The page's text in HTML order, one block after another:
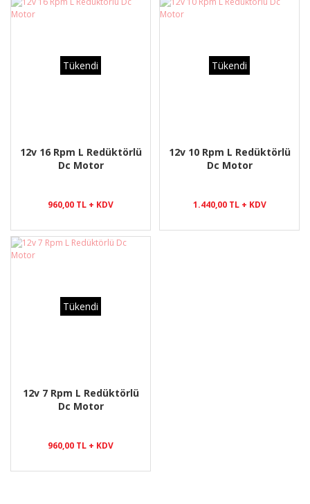
Tükendi
12v 16 Rpm L Redüktörlü
Dc Motor
960,00 TL + KDV
Tükendi
12v 10 Rpm L Redüktörlü
Dc Motor
1.440,00 TL + KDV
Tükendi
12v 7 Rpm L Redüktörlü
Dc Motor
960,00 TL + KDV